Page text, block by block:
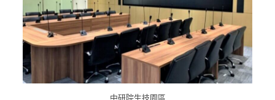
中研院生技園區